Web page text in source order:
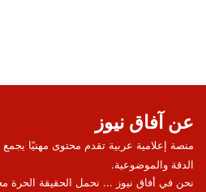
عن آفاق نيوز
منصة إعلامية عربية تقدم محتوى مهنيًا يجمع
الدقة والموضوعية.
نحن في أفاق نيوز ... نحمل الحقيقة الحرة